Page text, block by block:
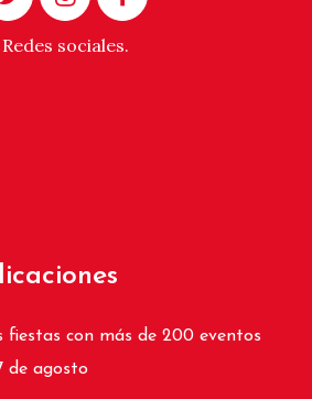
Redes sociales.
fiestas con más de 200 eventos
de agosto